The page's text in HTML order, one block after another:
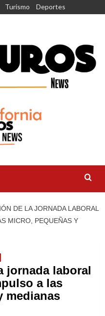
Turismo Deportes
DE LA JORNADA LABORAL
MICRO, PEQUEÑAS Y
jornada laboral
a las
medianas